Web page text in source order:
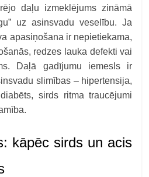
daļu izmeklējums zināmā
uz asinsvadu veselību. Ja
apasiņošana ir nepietiekama,
redzes lauka defekti vai
Daļā gadījumu iemesls ir
slimības – hipertensija,
sirds ritma traucējumi
kāpēc sirds un acis